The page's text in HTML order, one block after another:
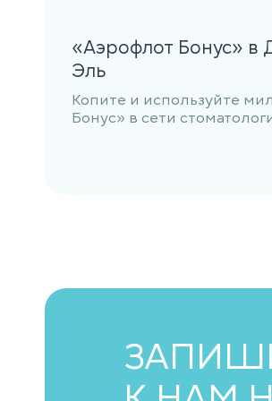
«Аэрофлот Бонус» в
Эль
Копите и используйте
Бонус» в сети